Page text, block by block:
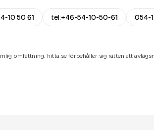
10 50 61 tel:+46-54-10-50-61
054-
omfattning. hitta.se förbehåller sig rätten att